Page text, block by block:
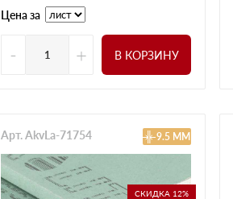
Цена за
- + В КОРЗИНУ
СКИДКА 12%
Арт. AkvLa-71754 9.5 ММ